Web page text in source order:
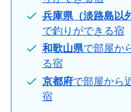
兵庫県（淡路島以
で釣りができる宿
和歌山県で部屋か
る宿
京都府で部屋から
宿